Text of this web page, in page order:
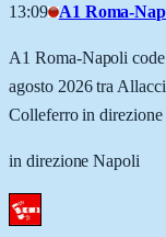
13:09 A1 Roma-
A1 Roma-Napoli
agosto 2026 tra
Colleferro in
in direzione Napoli